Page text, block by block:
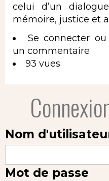
celui d’un
mémoire, justice et
Se connecter ou
un commentaire
93 vues
Nom
Mot de passe